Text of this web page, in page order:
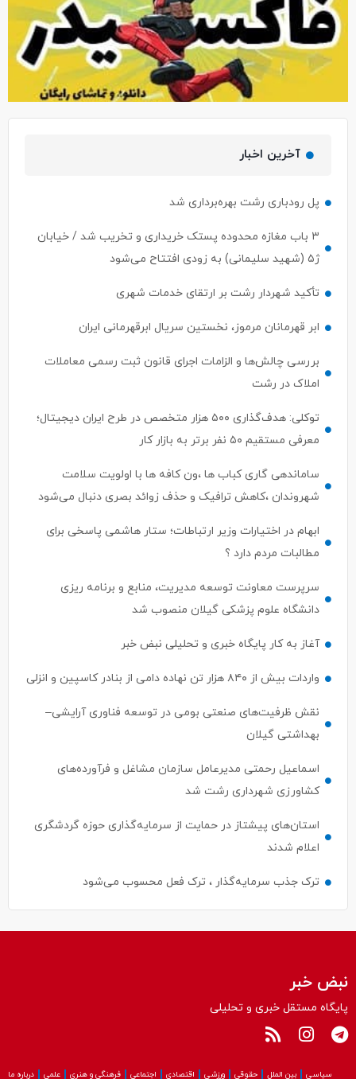
آخرین اخبار
پل رودباری رشت بهره‌برداری شد
۳ باب مغازه محدوده پستک خریداری و تخریب شد / خیابان
ژ۵ (شهید سلیمانی) به زودی افتتاح می‌شود
تأکید شهردار رشت بر ارتقای خدمات شهری
ابر قهرمانان مرموز، نخستین سریال ابرقهرمانی ایران
بررسی چالش‌ها و الزامات اجرای قانون ثبت رسمی معاملات
املاک در رشت
توکلی: هدف‌گذاری ۵۰۰ هزار متخصص در طرح ایران دیجیتال؛
معرفی مستقیم ۵۰ نفر برتر به بازار کار
ساماندهی گاری کباب ها ،ون کافه ها با اولویت سلامت
شهروندان ،کاهش ترافیک و حذف زوائد بصری دنبال می‌شود
ابهام در اختیارات وزیر ارتباطات؛ ستار هاشمی پاسخی برای
مطالبات مردم دارد ؟
سرپرست معاونت توسعه مدیریت، منابع و برنامه ریزی
دانشگاه علوم پزشکی گیلان منصوب شد
آغاز به کار پایگاه خبری و تحلیلی نبض خبر
واردات بیش از ۸۴۰ هزار تن نهاده دامی از بنادر كاسپین و انزلی
نقش ظرفیت‌های صنعتی بومی در توسعه فناوری آرایشی–
بهداشتی گیلان
اسماعیل رحمتی مدیرعامل سازمان مشاغل و فرآورده‌های
کشاورزی شهرداری رشت شد
استان‌های پیشتاز در حمایت از سرمایه‌گذاری حوزه گردشگری
اعلام شدند
ترک جذب سرمایه‌گذار ، ترک فعل محسوب می‌شود
نبض خبر
پایگاه مستقل خبری و تحلیلی
سیاسی بین الملل حقوقی ورزشی اقتصادی اجتماعی فرهنگی و هنری علمی درباره ما